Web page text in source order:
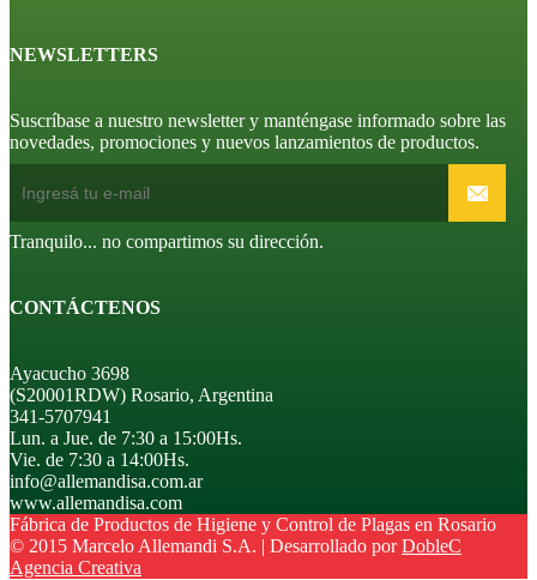
NEWSLETTERS
Suscríbase a nuestro newsletter y manténgase informado sobre las
novedades, promociones y nuevos lanzamientos de productos.
Tranquilo... no compartimos su dirección.
CONTÁCTENOS
Ayacucho 3698
(S20001RDW) Rosario, Argentina
341-5707941
Lun. a Jue. de 7:30 a 15:00Hs.
Vie. de 7:30 a 14:00Hs.
info@allemandisa.com.ar
www.allemandisa.com
Fábrica de Productos de Higiene y Control de Plagas en Rosario
© 2015 Marcelo Allemandi S.A. | Desarrollado porDobleC
Agencia Creativa